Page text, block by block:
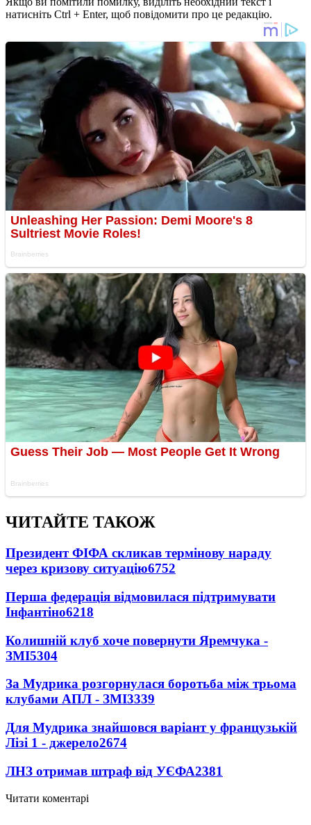
натисніть Ctrl + Enter, щоб повідомити про це редакцію.
ЧИТАЙТЕ ТАКОЖ
Президент ФІФА скликав термінову нараду
через кризову ситуацію6752
Перша федерація відмовилася підтримувати
Інфантіно6218
Колишній клуб хоче повернути Яремчука -
ЗМІ5304
За Мудрика розгорнулася боротьба між трьома
клубами АПЛ - ЗМІ3339
Для Мудрика знайшовся варіант у французькій
Лізі 1 - джерело2674
ЛНЗ отримав штраф від УЄФА2381
Читати коментарі